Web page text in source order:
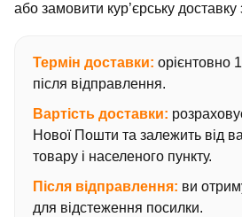
або замовити кур’єрську
Термін доставки: орієнтовно
після відправлення.
Вартість доставки:
Нової Пошти та залежить від
товару і населеного пункту.
Після відправлення: ви
для відстеження посилки.